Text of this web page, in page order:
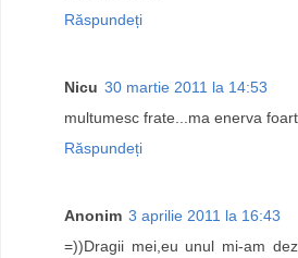
Răspundeți
Nicu 30 martie 2011 la 14:53
multumesc frate...ma enerva
Răspundeți
Anonim 3 aprilie 2011 la 16:43
=))Dragii mei,eu unul mi-am